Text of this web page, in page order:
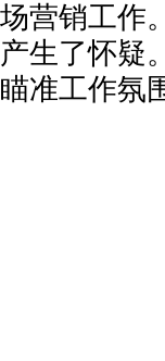
场营销工作
产生了怀疑
瞄准工作氛